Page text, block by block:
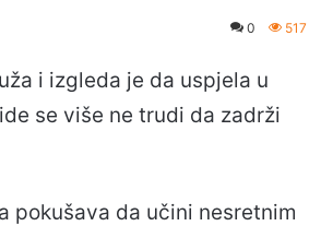
0 517
i izgleda je da uspjela u
se više ne trudi da zadrži
pokušava da učini nesretnim